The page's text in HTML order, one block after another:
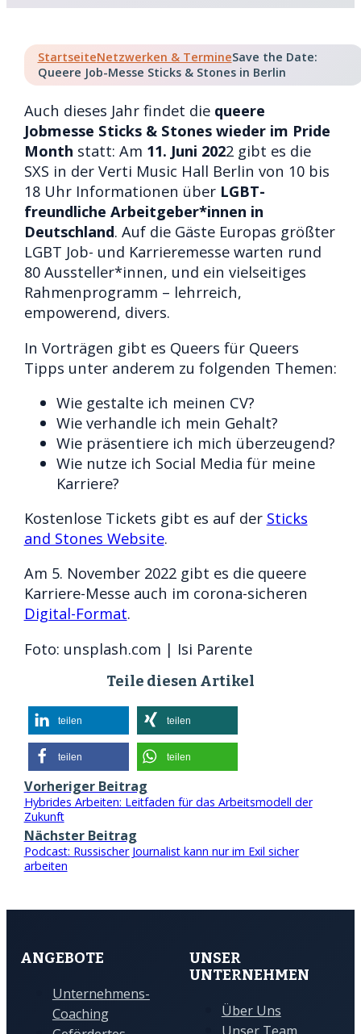
StartseiteNetzwerken & TermineSave the Date:
Queere Job-Messe Sticks & Stones in Berlin
Auch dieses Jahr findet diequeere
Jobmesse Sticks & Stones wieder im Pride
Month statt: Am 11. Juni 2022 gibt es die
SXS in der Verti Music Hall Berlin von 10 bis
18 Uhr Informationen überLGBT-
freundliche Arbeitgeber*innen in
Deutschland. Auf die Gäste Europas größter
LGBT Job- und Karrieremesse warten rund
80 Aussteller*innen, und ein vielseitiges
Rahmenprogramm – lehrreich,
empowerend, divers.
In Vorträgen gibt es Queers für Queers
Tipps unter anderem zu folgenden Themen:
Wie gestalte ich meinen CV?
Wie verhandle ich mein Gehalt?
Wie präsentiere ich mich überzeugend?
Wie nutze ich Social Media für meine
Karriere?
Kostenlose Tickets gibt es auf der Sticks
and Stones Website.
Am 5. November 2022 gibt es die queere
Karriere-Messe auch im corona-sicheren
Digital-Format.
Foto: unsplash.com | Isi Parente
Teile diesen Artikel
teilen teilen
teilen teilen
Vorheriger Beitrag
Hybrides Arbeiten: Leitfaden für das Arbeitsmodell der
Zukunft
Nächster Beitrag
Podcast: Russischer Journalist kann nur im Exil sicher
arbeiten
ANGEBOTE
Unternehmens-
Coaching
UNSER
UNTERNEHMEN
Über Uns